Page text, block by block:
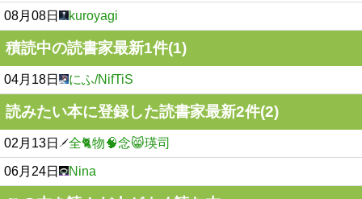
08月08日 kuroyagi
積読中の読書家最新1件(1)
04月18日 にふ/NifTiS
読みたい本に登録した読書家最新2件(2)
02月13日 全🐈物🧠念😸瑛司
06月24日 Nina